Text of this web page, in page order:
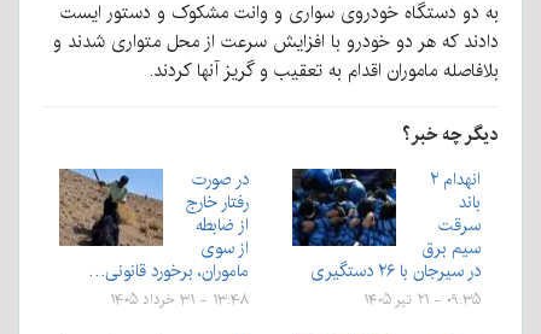
به دو دستگاه خودروی سواری و وانت مشکوک و دستور ایست
دادند که هر دو خودرو با افزایش سرعت از محل متواری شدند و
بلافاصله ماموران اقدام به تعقیب و گریز آنها کردند.
دیگر چه خبر؟
انهدام ۲
باند
سرقت
سیم برق
در سیرجان با ۲۶ دستگیری
۰۹:۳۵ - ۲۱ تیر ۱۴۰۵
در صورت
رفتار خارج
از ضابطه
از سوی
ماموران، برخورد قانونی…
۱۳:۴۸ - ۳۱ خرداد ۱۴۰۵